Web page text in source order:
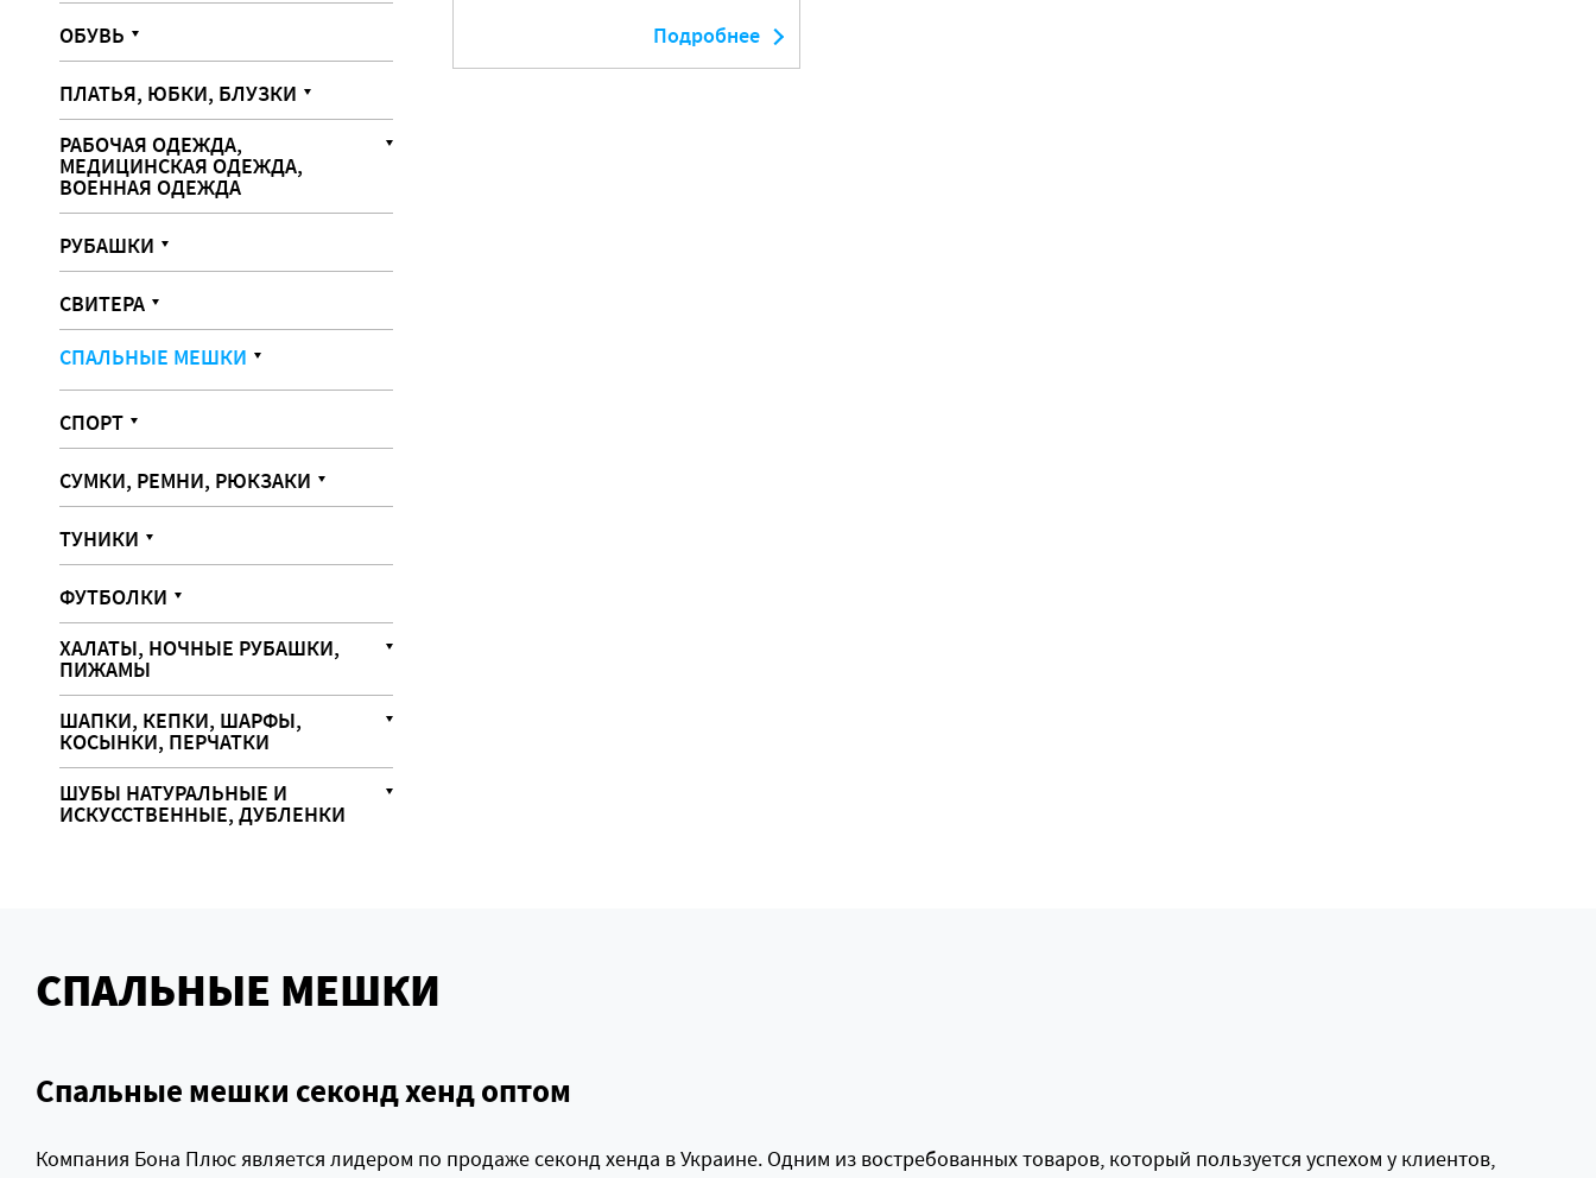
ОБУВЬ
ПЛАТЬЯ, ЮБКИ, БЛУЗКИ
РАБОЧАЯ ОДЕЖДА,
МЕДИЦИНСКАЯ ОДЕЖДА,
ВОЕННАЯ ОДЕЖДА
РУБАШКИ
СВИТЕРА
СПАЛЬНЫЕ МЕШКИ
СПОРТ
СУМКИ, РЕМНИ, РЮКЗАКИ
ТУНИКИ
ФУТБОЛКИ
ХАЛАТЫ, НОЧНЫЕ РУБАШКИ,
ПИЖАМЫ
ШАПКИ, КЕПКИ, ШАРФЫ,
КОСЫНКИ, ПЕРЧАТКИ
ШУБЫ НАТУРАЛЬНЫЕ И
ИСКУССТВЕННЫЕ, ДУБЛЕНКИ
Подробнее
СПАЛЬНЫЕ МЕШКИ
Спальные мешки секонд хенд оптом
Компания Бона Плюс является лидером по продаже секонд хенда в Украине. Одним из востребованных товаров, который пользуется успехом у клиентов,